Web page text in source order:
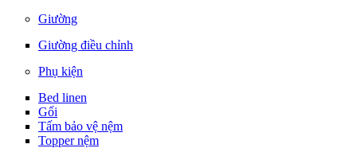
Giường
Giường điều chỉnh
Phụ kiện
Bed linen
Gối
Tấm bảo vệ nệm
Topper nệm